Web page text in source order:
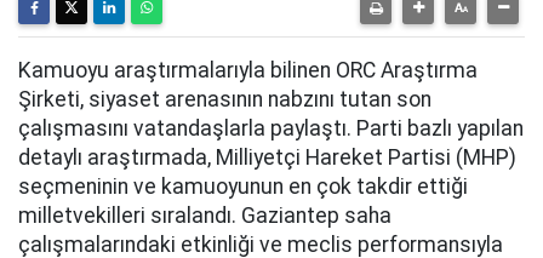
Kamuoyu araştırmalarıyla bilinen ORC Araştırma
Şirketi, siyaset arenasının nabzını tutan son
çalışmasını vatandaşlarla paylaştı. Parti bazlı yapılan
detaylı araştırmada, Milliyetçi Hareket Partisi (MHP)
seçmeninin ve kamuoyunun en çok takdir ettiği
milletvekilleri sıralandı. Gaziantep saha
çalışmalarındaki etkinliği ve meclis performansıyla